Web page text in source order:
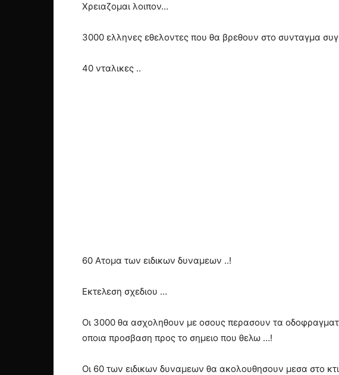
Χρειαζομαι λοιπον…
3000 ελληνες εθελοντες που θα βρεθουν στο συνταγμα
40 νταλικες ..
60 Ατομα των ειδικων δυναμεων ..!
Εκτελεση σχεδιου …
Οι 3000 θα ασχοληθουν με οσους περασουν τα
οποια προσβαση προς το σημειο που θελω …!
Οι 60 των ειδικων δυναμεων θα ακολουθησουν μεσα στο